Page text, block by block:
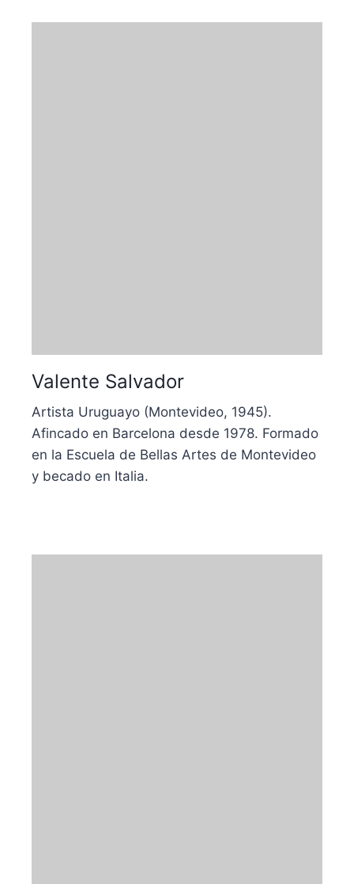
Valente Salvador
Artista Uruguayo (Montevideo, 1945).
Afincado en Barcelona desde 1978. Formado
en la Escuela de Bellas Artes de Montevideo
y becado en Italia.